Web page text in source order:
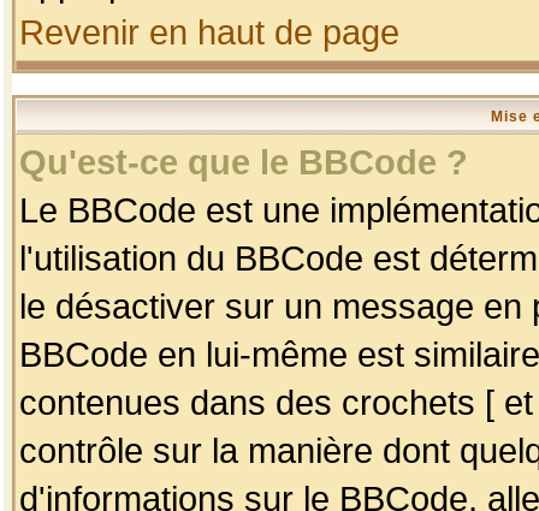
Revenir en haut de page
Mise
Qu'est-ce que le BBCode ?
Le BBCode est une
l'utilisation du BBCode est
le désactiver sur un message
BBCode en lui-même est
contenues dans des crochets [
contrôle sur la manière dont
d'informations sur le BBCode,